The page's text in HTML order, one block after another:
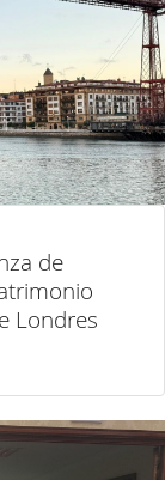
de
Londres